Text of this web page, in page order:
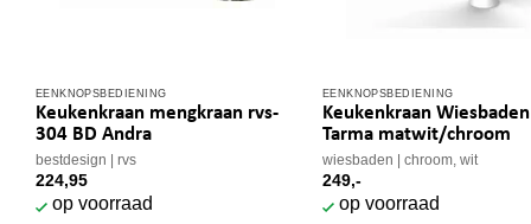
EENKNOPSBEDIENING
Keukenkraan mengkraan rvs-
304 BD Andra
bestdesign rvs
224,95
op voorraad
EENKNOPSBEDIENING
Keukenkraan Wiesbaden
Tarma matwit/chroom
wiesbaden chroom, wit
249,-
op voorraad